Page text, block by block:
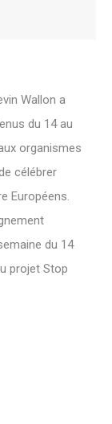
Wallon a
du 14 au
organismes
célébrer
Européens.
du 14
projet Stop